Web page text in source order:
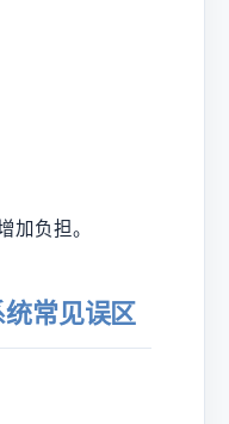
加负担。
常见误区